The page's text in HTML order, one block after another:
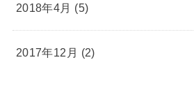
2018年4月 (5)
2017年12月 (2)